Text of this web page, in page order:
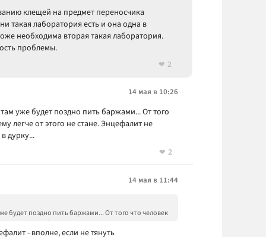
клещей на предмет переносчика
такая лаборатория есть и она одна в
необходима вторая такая лаборатория.
проблемы.
2
14 мая в 10:26
уже будет поздно пить баржами... От того
легче от этого не стане. Энцефалит не
дурку...
2
14 мая в 11:44
будет поздно пить баржами... От того что человек
стане. Энцефалит не лечится. Тут два варианта, на
- вполне, если не тянуть